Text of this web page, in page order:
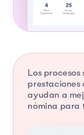
Los
prestaciones
ayudan a
nómina para